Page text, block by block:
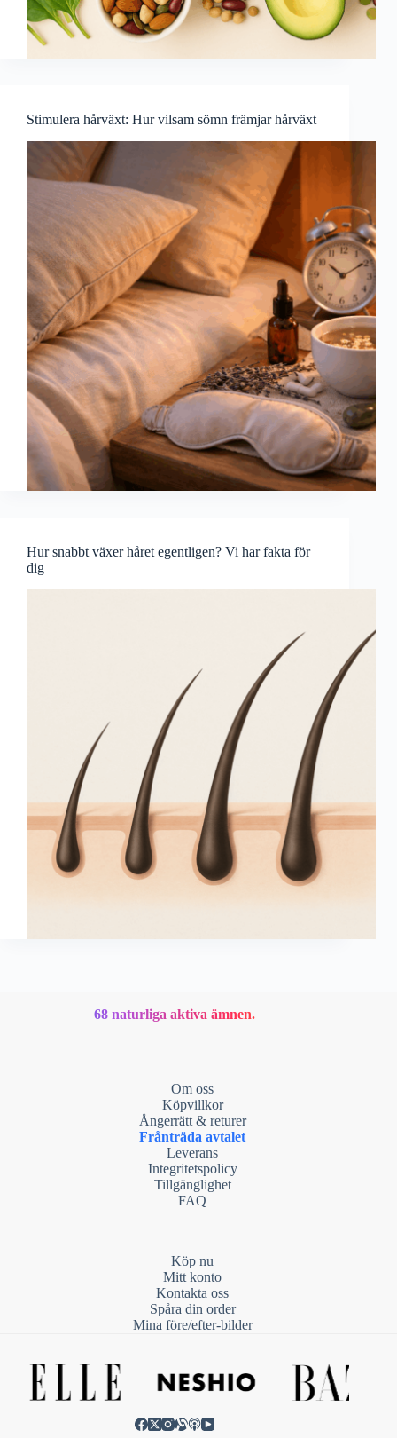
Stimulera hårväxt: Hur vilsam sömn främjar hårväxt
Hur snabbt växer håret egentligen? Vi har fakta för
dig
68 naturliga aktiva ämnen.
Om oss
Köpvillkor
Ångerrätt & returer
Frånträda avtalet
Leverans
Integritetspolicy
Tillgänglighet
FAQ
Köp nu
Mitt konto
Kontakta oss
Spåra din order
Mina före/efter-bilder